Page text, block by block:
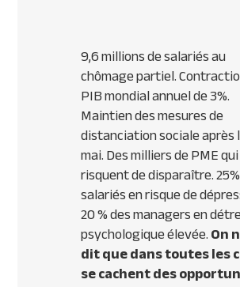
9,6 millions de salariés au
chômage partiel.
PIB mondial annuel de 3%.
Maintien des mesures de
distanciation sociale après
mai. Des milliers de PME qui
risquent de disparaître.
salariés en risque de
20 % des managers en
psychologique élevée.On
dit que dans toutes les
se cachent des